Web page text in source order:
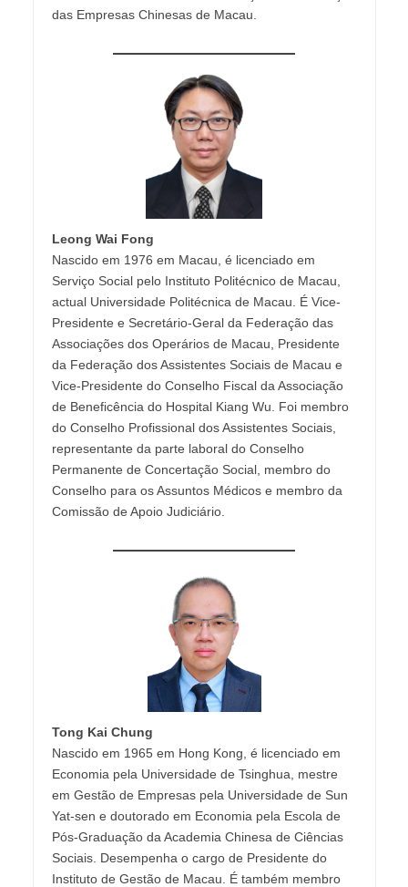
das Empresas Chinesas de Macau.
Leong Wai Fong
Nascido em 1976 em Macau, é licenciado em
Serviço Social pelo Instituto Politécnico de Macau,
actual Universidade Politécnica de Macau. É Vice-
Presidente e Secretário-Geral da Federação das
Associações dos Operários de Macau, Presidente
da Federação dos Assistentes Sociais de Macau e
Vice-Presidente do Conselho Fiscal da Associação
de Beneficência do Hospital Kiang Wu. Foi membro
do Conselho Profissional dos Assistentes Sociais,
representante da parte laboral do Conselho
Permanente de Concertação Social, membro do
Conselho para os Assuntos Médicos e membro da
Comissão de Apoio Judiciário.
Tong Kai Chung
Nascido em 1965 em Hong Kong, é licenciado em
Economia pela Universidade de Tsinghua, mestre
em Gestão de Empresas pela Universidade de Sun
Yat-sen e doutorado em Economia pela Escola de
Pós-Graduação da Academia Chinesa de Ciências
Sociais. Desempenha o cargo de Presidente do
Instituto de Gestão de Macau. É também membro